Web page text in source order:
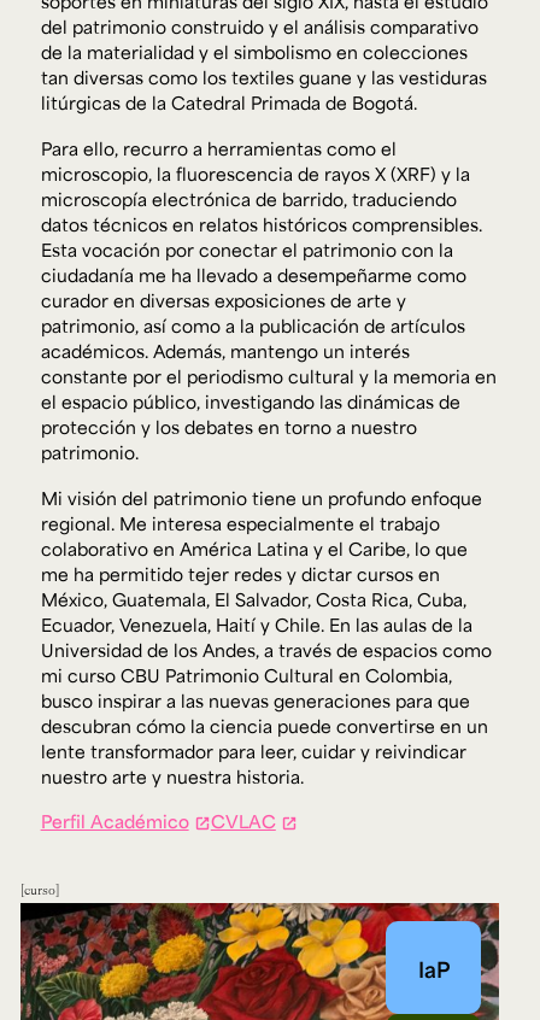
del patrimonio construido y el análisis comparativo
de la materialidad y el simbolismo en colecciones
tan diversas como los textiles guane y las vestiduras
litúrgicas de la Catedral Primada de Bogotá.
Para ello, recurro a herramientas como el
microscopio, la fluorescencia de rayos X (XRF) y la
microscopía electrónica de barrido, traduciendo
datos técnicos en relatos históricos comprensibles.
Esta vocación por conectar el patrimonio con la
ciudadanía me ha llevado a desempeñarme como
curador en diversas exposiciones de arte y
patrimonio, así como a la publicación de artículos
académicos. Además, mantengo un interés
constante por el periodismo cultural y la memoria en
el espacio público, investigando las dinámicas de
protección y los debates en torno a nuestro
patrimonio.
Mi visión del patrimonio tiene un profundo enfoque
regional. Me interesa especialmente el trabajo
colaborativo en América Latina y el Caribe, lo que
me ha permitido tejer redes y dictar cursos en
México, Guatemala, El Salvador, Costa Rica, Cuba,
Ecuador, Venezuela, Haití y Chile. En las aulas de la
Universidad de los Andes, a través de espacios como
mi curso CBU Patrimonio Cultural en Colombia,
busco inspirar a las nuevas generaciones para que
descubran cómo la ciencia puede convertirse en un
lente transformador para leer, cuidar y reivindicar
nuestro arte y nuestra historia.
Perfil Académico CVLAC
curso
IaP